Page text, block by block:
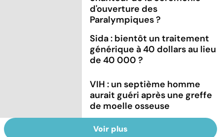
d'ouverture des
Paralympiques ?
Sida : bientôt un traitement
générique à 40 dollars au lieu
de 40 000 ?
VIH : un septième homme
aurait guéri après une greffe
de moelle osseuse
Voir plus